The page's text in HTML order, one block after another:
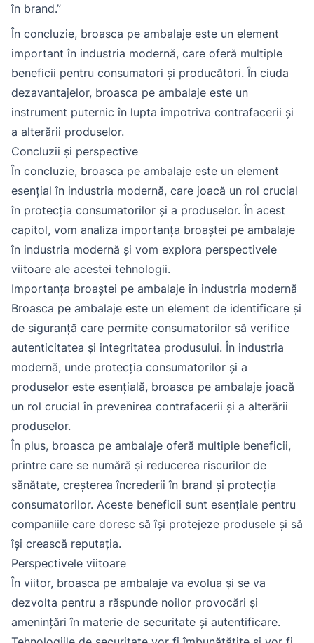
în brand.”
În concluzie, broasca pe ambalaje este un element
important în industria modernă, care oferă multiple
beneficii pentru consumatori și producători. În ciuda
dezavantajelor, broasca pe ambalaje este un
instrument puternic în lupta împotriva contrafacerii și
a alterării produselor.
Concluzii și perspective
În concluzie, broasca pe ambalaje este un element
esențial în industria modernă, care joacă un rol crucial
în protecția consumatorilor și a produselor. În acest
capitol, vom analiza importanța broaștei pe ambalaje
în industria modernă și vom explora perspectivele
viitoare ale acestei tehnologii.
Importanța broaștei pe ambalaje în industria modernă
Broasca pe ambalaje este un element de identificare și
de siguranță care permite consumatorilor să verifice
autenticitatea și integritatea produsului. În industria
modernă, unde protecția consumatorilor și a
produselor este esențială, broasca pe ambalaje joacă
un rol crucial în prevenirea contrafacerii și a alterării
produselor.
În plus, broasca pe ambalaje oferă multiple beneficii,
printre care se numără și reducerea riscurilor de
sănătate, creșterea încrederii în brand și protecția
consumatorilor. Aceste beneficii sunt esențiale pentru
companiile care doresc să își protejeze produsele și să
își crească reputația.
Perspectivele viitoare
În viitor, broasca pe ambalaje va evolua și se va
dezvolta pentru a răspunde noilor provocări și
amenințări în materie de securitate și autentificare.